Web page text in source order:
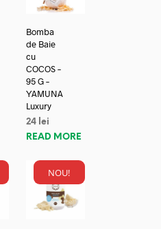
Bomba
de Baie
cu
COCOS –
95 G –
YAMUNA
Luxury
24 lei
READ MORE
NOU!